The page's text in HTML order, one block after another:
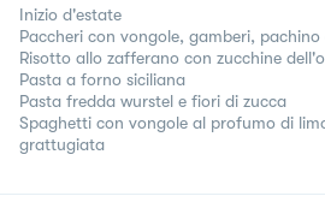
Inizio d'estate
Paccheri con vongole, gamberi, pachino
Risotto allo zafferano con zucchine
Pasta a forno siciliana
Pasta fredda wurstel e fiori di zucca
Spaghetti con vongole al profumo di
grattugiata